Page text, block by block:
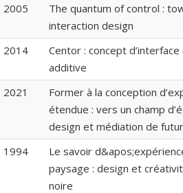
2005
The quantum of control :
interaction design
2014
Centor : concept
additive
2021
Former à la conception
étendue : vers un champ
design et médiation de
1994
Le savoir
paysage : design et
noire